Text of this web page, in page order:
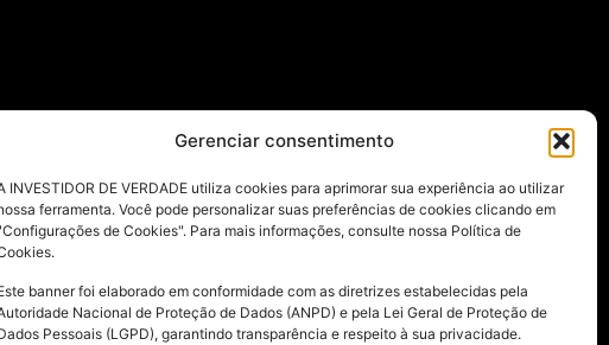
Gerenciar consentimento
INVESTIDOR DE VERDADE utiliza cookies para aprimorar sua experiência ao utilizar
ferramenta. Você pode personalizar suas preferências de cookies clicando em
de Cookies". Para mais informações, consulte nossa Política de
banner foi elaborado em conformidade com as diretrizes estabelecidas pela
Nacional de Proteção de Dados (ANPD) e pela Lei Geral de Proteção de
Pessoais (LGPD), garantindo transparência e respeito à sua privacidade.